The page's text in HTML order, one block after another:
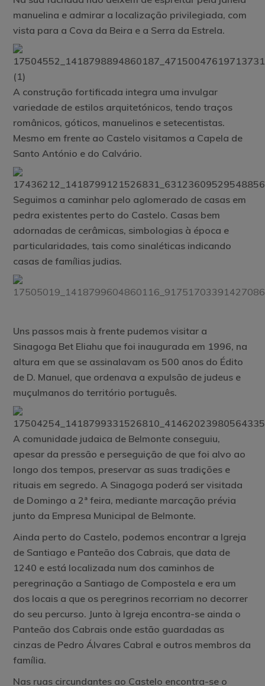
manuelina e admirar a localização privilegiada, com
vista para a Cova da Beira e a Serra da Estrela.
A construção fortificada integra uma invulgar
variedade de estilos arquitetónicos, tendo traços
românicos, góticos, manuelinos e setecentistas.
Mesmo em frente ao Castelo visitamos a Capela de
Santo António e do Calvário.
Seguimos a caminhar pelo aglomerado de casas em
pedra existentes perto do Castelo. Casas bem
adornadas de cerâmicas, simbologias à época e
particularidades, tais como sinaléticas indicando
casas de famílias judias.
Uns passos mais à frente pudemos visitar a
Sinagoga Bet Eliahu que foi inaugurada em 1996, na
altura em que se assinalavam os 500 anos do Édito
de D. Manuel, que ordenava a expulsão de judeus e
muçulmanos do território português.
A comunidade judaica de Belmonte conseguiu,
apesar da pressão e perseguição de que foi alvo ao
longo dos tempos, preservar as suas tradições e
rituais em segredo. A Sinagoga poderá ser visitada
de Domingo a 2ª feira, mediante marcação prévia
junto da Empresa Municipal de Belmonte.
Ainda perto do Castelo, podemos encontrar a Igreja
de Santiago e Panteão dos Cabrais, que data de
1240 e está localizada num dos caminhos de
peregrinação a Santiago de Compostela e era um
dos locais a que os peregrinos recorriam no decorrer
do seu percurso. Junto à Igreja encontra-se ainda o
Panteão dos Cabrais onde estão guardadas as
cinzas de Pedro Álvares Cabral e outros membros da
família.
Nas ruas circundantes ao Castelo encontra-se o